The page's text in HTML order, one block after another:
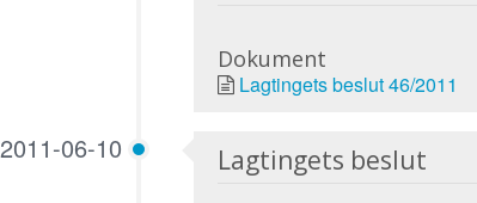
Dokument
Lagtingets beslut 46/2011
2011-06-10 Lagtingets beslut